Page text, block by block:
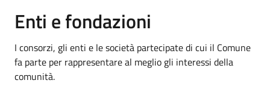
Enti e fondazioni
I consorzi, gli enti e le società partecipate di cui il Comune
fa parte per rappresentare al meglio gli interessi della
comunità.